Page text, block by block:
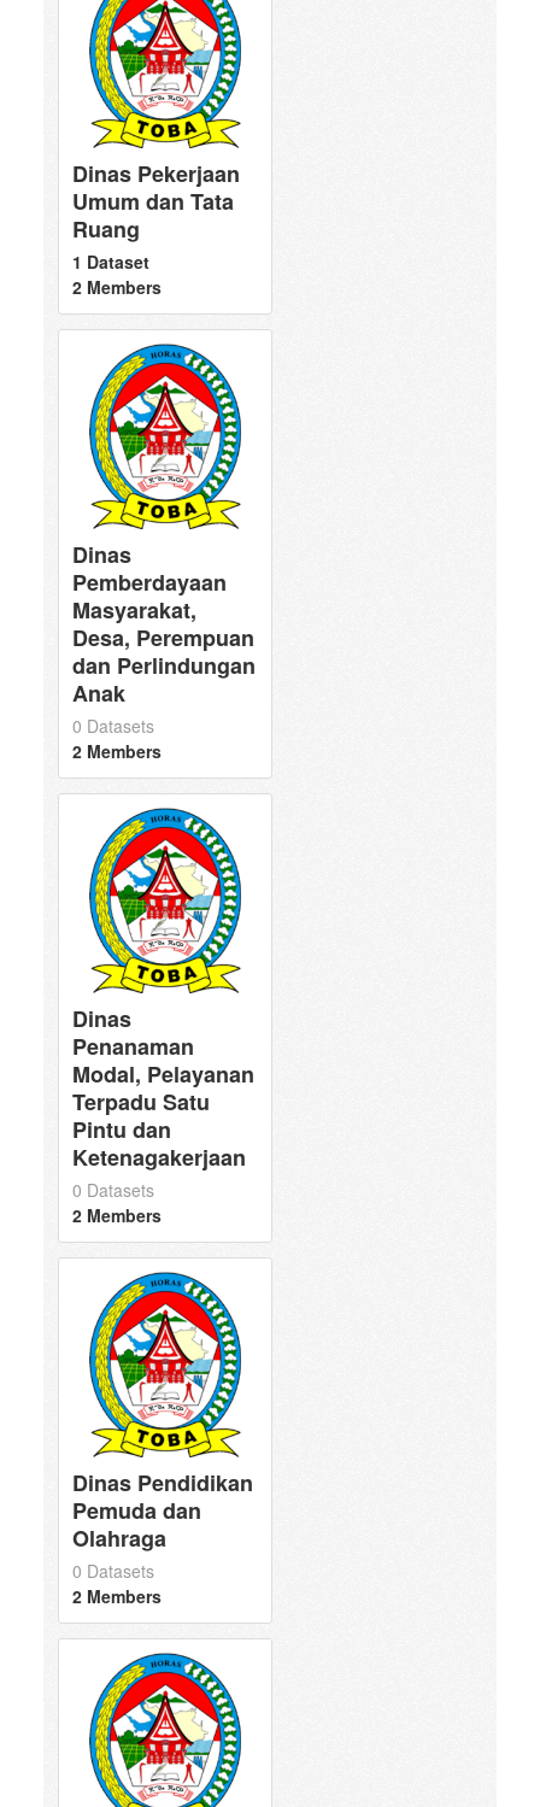
Dinas Pekerjaan
Umum dan Tata
Ruang
1 Dataset
2 Members
Dinas
Pemberdayaan
Masyarakat,
Desa, Perempuan
dan Perlindungan
Anak
0 Datasets
2 Members
Dinas
Penanaman
Modal, Pelayanan
Terpadu Satu
Pintu dan
Ketenagakerjaan
0 Datasets
2 Members
Dinas Pendidikan
Pemuda dan
Olahraga
0 Datasets
2 Members